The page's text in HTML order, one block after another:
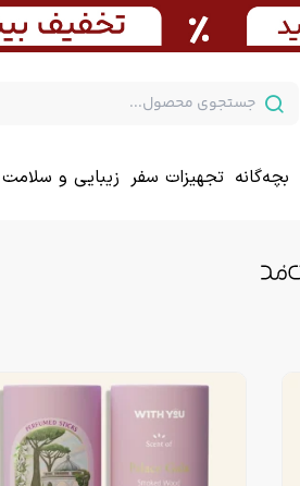
بچه‌گانه تجهیزات سفر زیبایی و سلامت